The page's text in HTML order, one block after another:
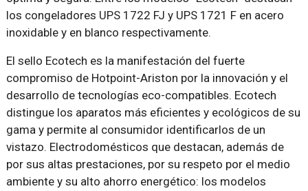
los congeladores UPS 1722 FJ y UPS 1721 F en acero
inoxidable y en blanco respectivamente.
El sello Ecotech es la manifestación del fuerte
compromiso de Hotpoint-Ariston por la innovación y el
desarrollo de tecnologías eco-compatibles. Ecotech
distingue los aparatos más eficientes y ecológicos de su
gama y permite al consumidor identificarlos de un
vistazo. Electrodomésticos que destacan, además de
por sus altas prestaciones, por su respeto por el medio
ambiente y su alto ahorro energético: los modelos